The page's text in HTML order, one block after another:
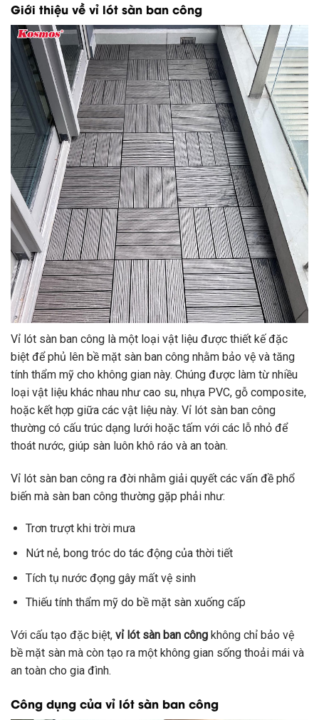
Giới thiệu về vỉ lót sàn ban công
Vỉ lót sàn ban công là một loại vật liệu được thiết kế đặc
biệt để phủ lên bề mặt sàn ban công nhằm bảo vệ và tăng
tính thẩm mỹ cho không gian này. Chúng được làm từ nhiều
loại vật liệu khác nhau như cao su, nhựa PVC, gỗ composite,
hoặc kết hợp giữa các vật liệu này. Vỉ lót sàn ban công
thường có cấu trúc dạng lưới hoặc tấm với các lỗ nhỏ để
thoát nước, giúp sàn luôn khô ráo và an toàn.
Vỉ lót sàn ban công ra đời nhằm giải quyết các vấn đề phổ
biến mà sàn ban công thường gặp phải như:
Trơn trượt khi trời mưa
Nứt nẻ, bong tróc do tác động của thời tiết
Tích tụ nước đọng gây mất vệ sinh
Thiếu tính thẩm mỹ do bề mặt sàn xuống cấp
Với cấu tạo đặc biệt, vỉ lót sàn ban công không chỉ bảo vệ
bề mặt sàn mà còn tạo ra một không gian sống thoải mái và
an toàn cho gia đình.
Công dụng của vỉ lót sàn ban công